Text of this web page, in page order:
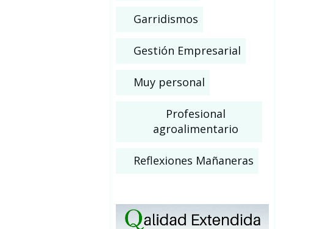
Garridismos
Gestión Empresarial
Muy personal
Profesional
agroalimentario
Reflexiones Mañaneras